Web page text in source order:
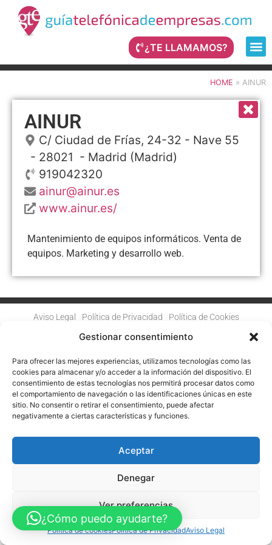
Gestionar consentimiento
Para ofrecer las mejores experiencias, utilizamos tecnologías como las
cookies para almacenar y/o acceder a la información del dispositivo. El
consentimiento de estas tecnologías nos permitirá procesar datos como
el comportamiento de navegación o las identificaciones únicas en este
sitio. No consentir o retirar el consentimiento, puede afectar
negativamente a ciertas características y funciones.
Aceptar
Denegar
Ver preferencias
Política de cookiesPolítica de PrivacidadAviso Legal
¿TE LLAMAMOS?
HOME » AINUR
AINUR
C/ Ciudad de Frías, 24-32 - Nave 55
- 28021 - Madrid (Madrid)
919042320
ainur@ainur.es
www.ainur.es/
Mantenimiento de equipos informáticos. Venta de
equipos. Marketing y desarrollo web.
Aviso Legal Política de Privacidad
Política de Cookies
Accesibilidad Mapa web
MECANISMO DE RECUPERACIÓN Y RESILENCIA
© Guia Telefónica de Empresas – Todos los derechos reservados.
¿Cómo puedo ayudarte?